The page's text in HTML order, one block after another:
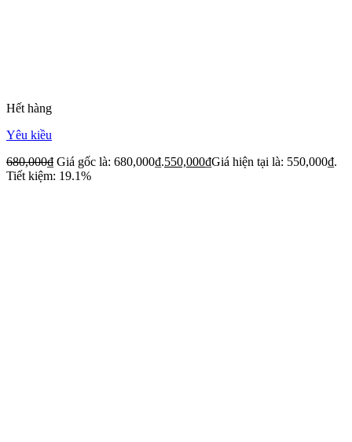
Hết hàng
Yêu kiều
680,000₫ Giá gốc là: 680,000₫.550,000₫Giá hiện tại là: 550,000₫.
Tiết kiệm: 19.1%